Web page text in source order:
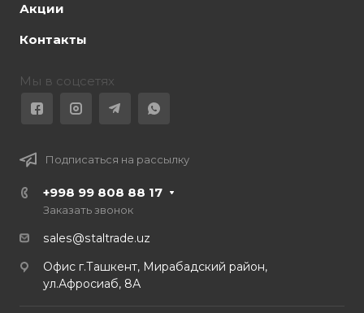
Акции
Контакты
Мы в соцсетях
Подписаться на рассылку
+998 99 808 88 17
Заказать звонок
sales@staltrade.uz
Офис г.Ташкент, Мирабадский район,
ул.Афросиаб, 8А